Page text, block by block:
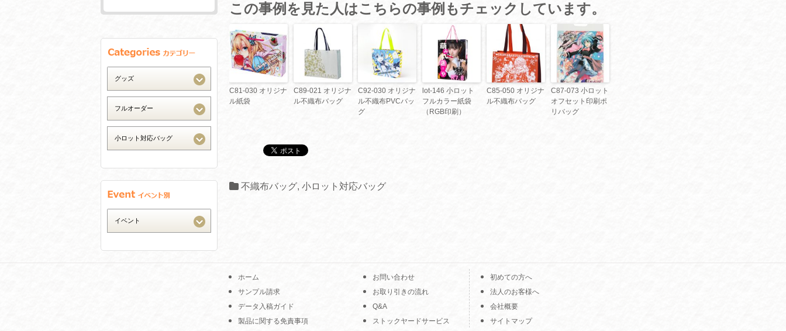
この事例を見た人はこちらの事例もチェックしています。
C81-030 オリジナ
ル紙袋
C89-021 オリジナ
ル不織布バッグ
C92-030 オリジナ
ル不織布PVCバッ
グ
lot-146 小ロット
フルカラー紙袋
（RGB印刷）
C85-050 オリジナ
ル不織布バッグ
C87-073 小ロット
オフセット印刷ポ
リバッグ
不織布バッグ, 小ロット対応バッグ
ホーム
サンプル請求
データ入稿ガイド
製品に関する免責事項
お問い合わせ
お取り引きの流れ
Q&A
ストックヤードサービス
初めての方へ
法人のお客様へ
会社概要
サイトマップ